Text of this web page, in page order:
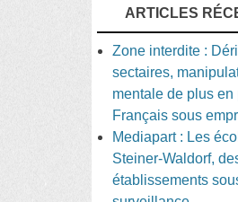
ARTICLES
Zone interdite :
sectaires,
mentale de plus en
Français sous
Mediapart : Les
Steiner-Waldorf,
établissements